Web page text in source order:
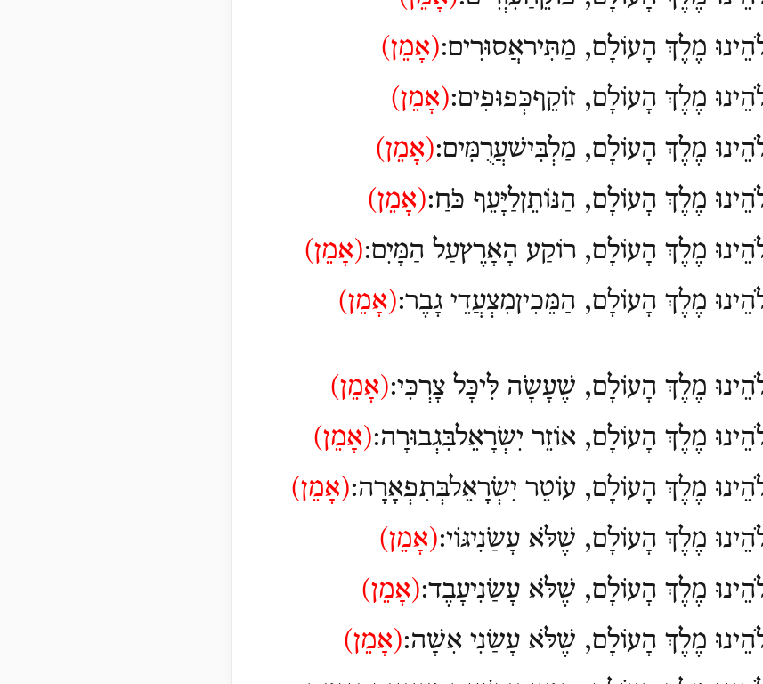
מֶלֶךְ הָעוֹלָם, מַתִּיראֲסוּרִים:(אָמֵן)
מֶלֶךְ הָעוֹלָם, זוֹקֵףכְּפוּפִים:(אָמֵן)
מֶלֶךְ הָעוֹלָם, מַלְבִּישׁעֲרֻמִּים:(אָמֵן)
מֶלֶךְ הָעוֹלָם, הַנּוֹתֵןלַיָּעֵף כֹּחַ:(אָמֵן)
מֶלֶךְ הָעוֹלָם, רוֹקַע הָאָרֶץעַל הַמָּיִם:(אָמֵן)
מֶלֶךְ הָעוֹלָם, הַמֵּכִיןמִצְעֲדֵי גָבֶר:(אָמֵן)
מֶלֶךְ הָעוֹלָם, שֶׁעָשָֹה לִּיכָּל צָרְכִּי:(אָמֵן)
מֶלֶךְ הָעוֹלָם, אוֹזֵר יִשְֹרָאֵלבִּגְבוּרָה:(אָמֵן)
מֶלֶךְ הָעוֹלָם, עוֹטֵר יִשְׂרָאֵלבְּתִפְאָרָה:(אָמֵן)
מֶלֶךְ הָעוֹלָם, שֶׁלֹּא עָשַֹנִיגּוֹי:(אָמֵן)
מֶלֶךְ הָעוֹלָם, שֶׁלֹּא עָשַׂנִיעָבֶד:(אָמֵן)
מֶלֶךְ הָעוֹלָם, שֶׁלֹּא עָשַׂנִי אִשָׁה:(אָמֵן)